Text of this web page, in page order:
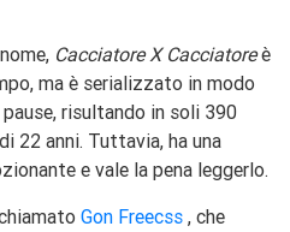
Cacciatore X Cacciatoreè
ma è serializzato in modo
risultando in soli 390
22 anni. Tuttavia, ha una
e vale la pena leggerlo.
Gon Freecss , che